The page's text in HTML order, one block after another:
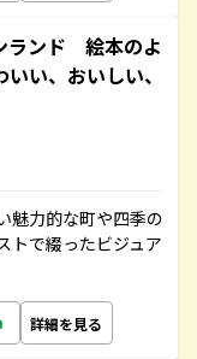
ランド 絵本のよ
い、おいしい、
魅力的な町や四季の
トで綴ったビジュア
詳細を見る